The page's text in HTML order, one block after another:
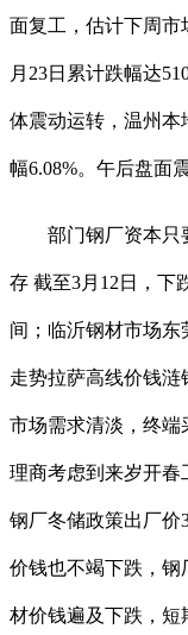
面复工，估计下周市
月23日累计跌幅达
体震动运转，温州本
幅6.08%。午后盘面
部门钢厂资本只要
存 截至3月12日，下
间；临沂钢材市场
走势拉萨高线价钱涟
市场需求清淡，终端
理商考虑到来岁开春
钢厂冬储政策出厂价
价钱也不竭下跌，钢
材价钱遍及下跌，短